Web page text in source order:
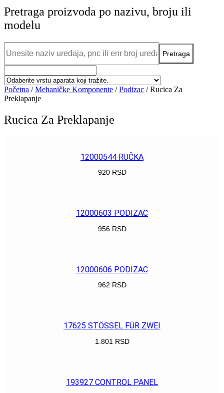
Pretraga proizvoda po nazivu, broju ili
modelu
Početna /Mehaničke Komponente /Podizac / Rucica Za
Preklapanje
Rucica Za Preklapanje
12000544 RUČKA
920 RSD
12000603 PODIZAC
956 RSD
12000606 PODIZAC
962 RSD
17625 STÖSSEL FÜR ZWEI
1.801 RSD
193927 CONTROL PANEL